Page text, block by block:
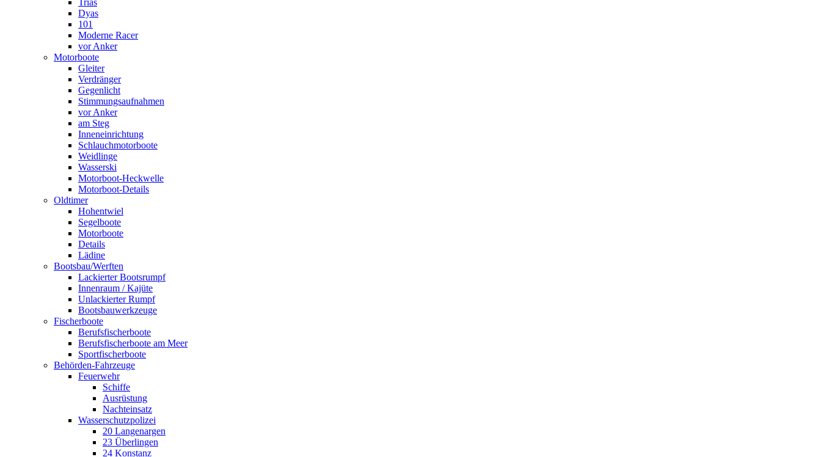
Dyas
101
Moderne Racer
vor Anker
Motorboote
Gleiter
Verdränger
Gegenlicht
Stimmungsaufnahmen
vor Anker
am Steg
Inneneinrichtung
Schlauchmotorboote
Weidlinge
Wasserski
Motorboot-Heckwelle
Motorboot-Details
Oldtimer
Hohentwiel
Segelboote
Motorboote
Details
Lädine
Bootsbau/Werften
Lackierter Bootsrumpf
Innenraum / Kajüte
Unlackierter Rumpf
Bootsbauwerkzeuge
Fischerboote
Berufsfischerboote
Berufsfischerboote am Meer
Sportfischerboote
Behörden-Fahrzeuge
Feuerwehr
Schiffe
Ausrüstung
Nachteinsatz
Wasserschutzpolizei
20 Langenargen
23 Überlingen
24 Konstanz